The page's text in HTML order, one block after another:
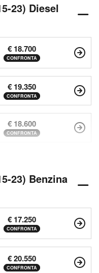
23) Diesel
€ 18.700
CONFRONTA
€ 19.350
CONFRONTA
€ 18.600
CONFRONTA
23) Benzina
€ 17.250
CONFRONTA
€ 20.550
CONFRONTA